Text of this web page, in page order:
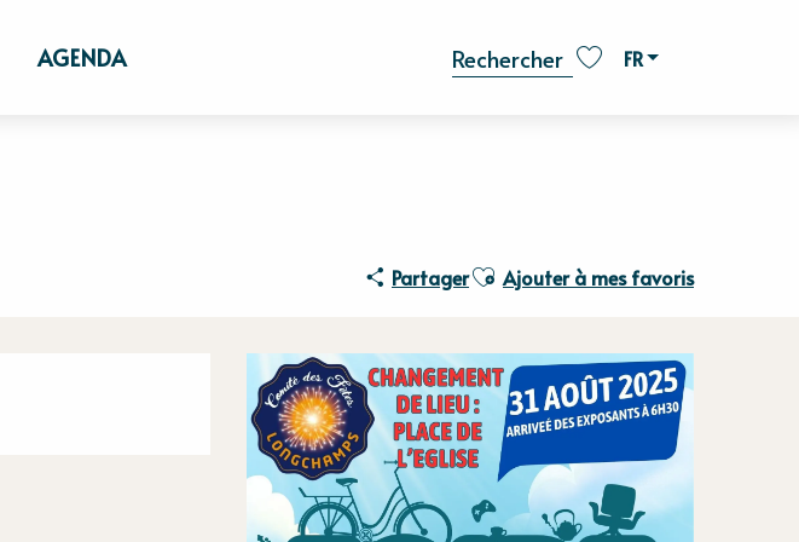
Recherche
FR
AGENDA
PartagerAjouter aux favoris
Ajouter à mes favoris